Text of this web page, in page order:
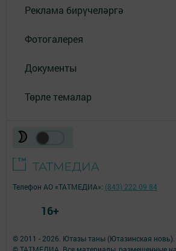
Реклама бирүчеләргә
Фотогалерея
Документы
Төрле темалар
© 2011 - 2026. Ютазы таны (Ютазинская
Телефон АО «ТАТМЕДИА»: (843) 222 09 84
16+